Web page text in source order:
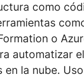
como
o
automatizar
en la nube.